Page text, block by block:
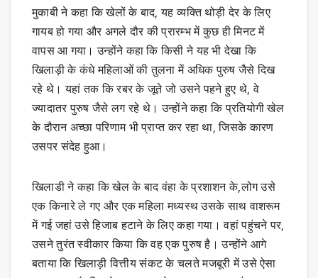
मुकाबी ने कहा कि खेलों के बाद, यह व्यक्ति थोड़ी देर के लिए
गायब हो गया और अगले दौर की प्रारम्भ में कुछ ही मिनट में
वापस आ गया। उन्होंने कहा कि किसी ने यह भी देखा कि
खिलाड़ी के कंधे महिलाओं की तुलना में अधिक पुरुष जैसे दिख
रहे थे। यहां तक ​​कि रबर के जूते जो उसने पहने हुए थे, वे
ज्यादातर पुरुष जैसे लग रहे थे। उन्होंने कहा कि प्रतियोगी खेल
के दौरान अच्छा परिणाम भी प्राप्त कर रहा था, जिसके कारण
उसपर संदेह हुआ।
खिलाडी ने कहा कि खेल के बाद वंहा के प्रशाशन के,लोग उसे
एक किनारे ले गए और एक महिला मध्यस्थ उसके साथ वाशरूम
में गई जहां उसे हिजाब हटाने के लिए कहा गया। वहां पहुंचने पर,
उसने तुरंत स्वीकार किया कि वह एक पुरुष है। उन्होंने आगे
बताया कि खिलाड़ी वित्तीय संकट के चलते मजबूरी में उसे ऐसा